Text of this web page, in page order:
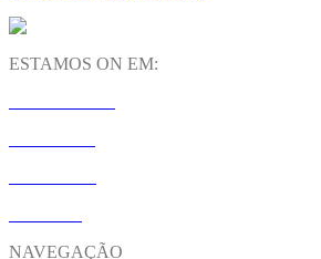
ESTAMOS ON EM:
NAVEGAÇÃO